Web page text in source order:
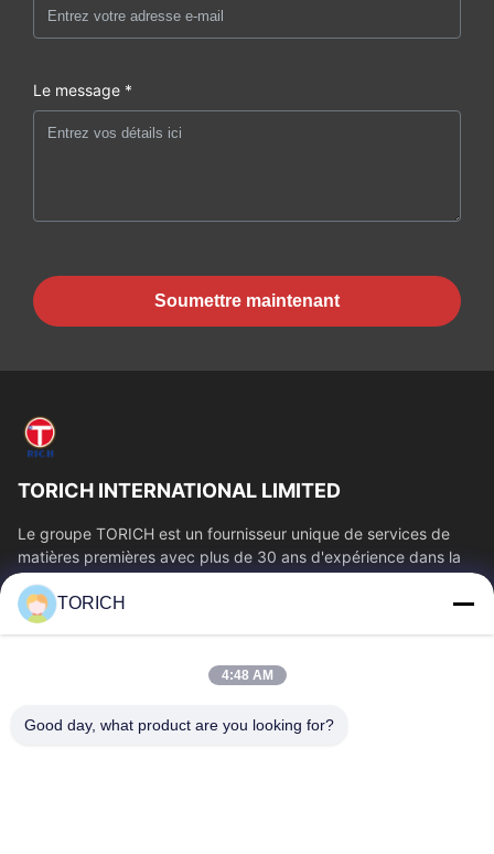
Le message *
Soumettre maintenant
TORICH INTERNATIONAL LIMITED
Le groupe TORICH est un fournisseur unique de services de
matières premières avec plus de 30 ans d'expérience dans la
production, la R&D, le...
Liens Rapides
A Propos De Nous
Visite D'usine
Contrôle De La Qualité
TORICH
4:48 AM
Good day, what product are you looking for?